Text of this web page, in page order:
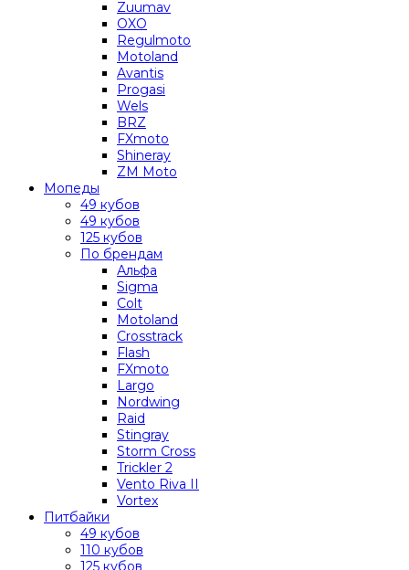
Zuumav
OXO
Regulmoto
Motoland
Avantis
Progasi
Wels
BRZ
FXmoto
Shineray
ZM Moto
Мопеды
49 кубов
49 кубов
125 кубов
По брендам
Альфа
Sigma
Colt
Motoland
Crosstrack
Flash
FXmoto
Largo
Nordwing
Raid
Stingray
Storm Cross
Trickler 2
Vento Riva II
Vortex
Питбайки
49 кубов
110 кубов
125 кубов